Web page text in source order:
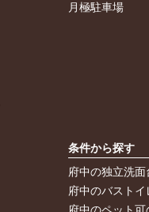
月極駐車場
条件から探す
府中の独立洗
府中のバスト